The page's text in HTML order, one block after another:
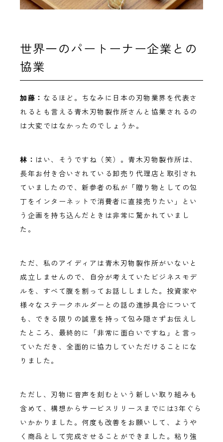
世界一のパートーナー企業との
協業
加藤： なるほど。ちなみに日本の刃物業界を代表さ
れるとも言える青木刃物製作所さんと協業されるの
は大変ではなかったのでしょうか。
林： はい、そうですね（笑）。青木刃物製作所は、
長年お付き合いされている卸売り代理店と取引され
ていましたので、新参者の私が「贈り物としての包
丁をインターネットで消費者に直接売りたい」とい
う企画を持ち込んだときは非常に驚かれていまし
た。
ただ、私のアイディアは青木刃物製作所がいないと
成立しませんので、自分が考えていたビジネスモデ
ルを、すべて腹を割ってお話ししました。投資家や
様々なステークホルダーとの話の進捗具合について
も、できる限りの誠意を持って包み隠さずお伝えし
たところ、最終的に「非常に面白いですね」と言っ
ていただき、全面的に協力していただけることにな
りました。
ただし、刃物に音声を刻むという新しい取り組みも
含めて、構想からサービスリリースまでには3年ぐら
いかかりました。何度も改善をお願いして、ようや
く商品として完成させることができました。粘り強